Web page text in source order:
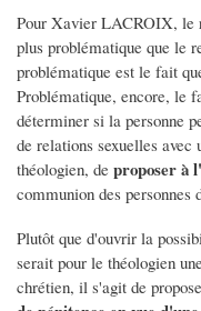
Pour Xavier LACROIX, le
plus problématique que le
problématique est le fait
Problématique, encore, le
déterminer si la personne
de relations sexuelles
théologien, de proposer à
communion des personnes
Plutôt que d'ouvrir la
serait pour le théologien
chrétien, il s'agit de